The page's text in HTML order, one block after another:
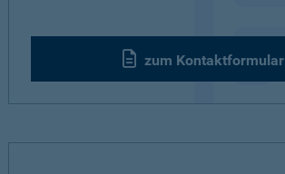
zum Kontaktformular